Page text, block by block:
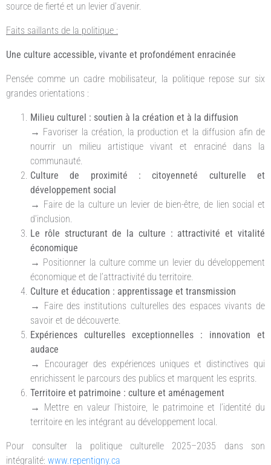
source de fierté et un levier d’avenir.
Faits saillants de la politique :
Une culture accessible, vivante et profondément enracinée
Pensée comme un cadre mobilisateur, la politique repose sur six
grandes orientations :
Milieu culturel : soutien à la création et à la diffusion
→ Favoriser la création, la production et la diffusion afin de
nourrir un milieu artistique vivant et enraciné dans la
communauté.
Culture de proximité : citoyenneté culturelle et
développement social
→ Faire de la culture un levier de bien-être, de lien social et
d’inclusion.
Le rôle structurant de la culture : attractivité et vitalité
économique
→ Positionner la culture comme un levier du développement
économique et de l’attractivité du territoire.
Culture et éducation : apprentissage et transmission
→ Faire des institutions culturelles des espaces vivants de
savoir et de découverte.
Expériences culturelles exceptionnelles : innovation et
audace
→ Encourager des expériences uniques et distinctives qui
enrichissent le parcours des publics et marquent les esprits.
Territoire et patrimoine : culture et aménagement
→ Mettre en valeur l’histoire, le patrimoine et l’identité du
territoire en les intégrant au développement local.
Pour consulter la politique culturelle 2025–2035 dans son
intégralité: www.repentigny.ca